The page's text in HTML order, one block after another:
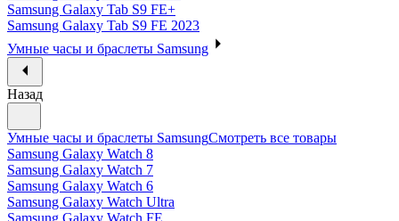
Samsung Galaxy Tab S9 FE+
Samsung Galaxy Tab S9 FE 2023
Умные часы и браслеты Samsung
Назад
Умные часы и браслеты SamsungСмотреть все товары
Samsung Galaxy Watch 8
Samsung Galaxy Watch 7
Samsung Galaxy Watch 6
Samsung Galaxy Watch Ultra
Samsung Galaxy Watch FE